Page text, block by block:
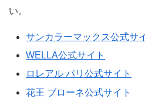
い。
サンカラーマックス公式サ
WELLA公式サイト
ロレアル パリ公式サイト
花王 ブローネ公式サイト